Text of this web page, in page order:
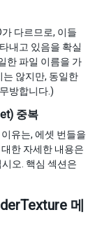
다르므로, 이들
내고 있음을 확실
한 파일 이름을 가
는 않지만, 동일한
방합니다.)
중복
유는, 에셋 번들을
한 자세한 내용은
오. 핵심 섹션은
메